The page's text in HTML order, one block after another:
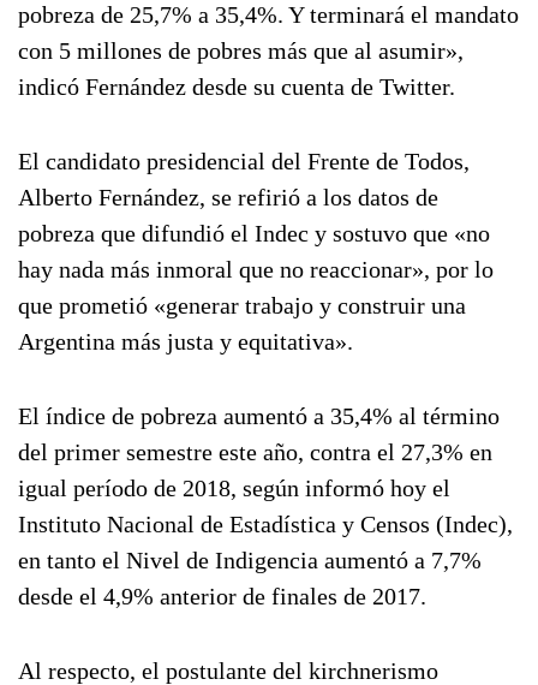
pobreza de 25,7% a 35,4%. Y terminará el mandato
con 5 millones de pobres más que al asumir»,
indicó Fernández desde su cuenta de Twitter.
El candidato presidencial del Frente de Todos,
Alberto Fernández, se refirió a los datos de
pobreza que difundió el Indec y sostuvo que «no
hay nada más inmoral que no reaccionar», por lo
que prometió «generar trabajo y construir una
Argentina más justa y equitativa».
El índice de pobreza aumentó a 35,4% al término
del primer semestre este año, contra el 27,3% en
igual período de 2018, según informó hoy el
Instituto Nacional de Estadística y Censos (Indec),
en tanto el Nivel de Indigencia aumentó a 7,7%
desde el 4,9% anterior de finales de 2017.
Al respecto, el postulante del kirchnerismo